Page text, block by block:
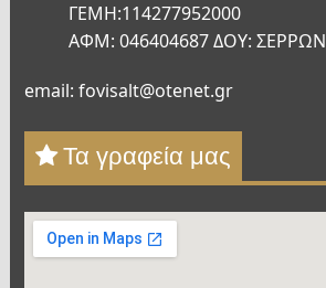
ΓΕΜΗ:114277952000
ΑΦΜ: 046404687 ΔΟΥ: ΣΕΡΡΩΝ
email: fovisalt@otenet.gr
Τα γραφεία μας